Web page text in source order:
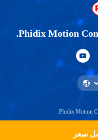
سعر
Phidix Motion
Phidix Motion
احصل على اقتباس